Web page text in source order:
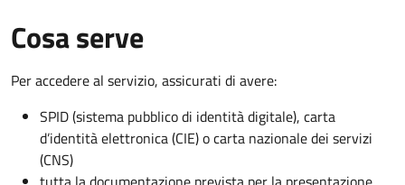
Cosa serve
Per accedere al servizio, assicurati di avere:
SPID (sistema pubblico di identità digitale), carta
d’identità elettronica (CIE) o carta nazionale dei servizi
(CNS)